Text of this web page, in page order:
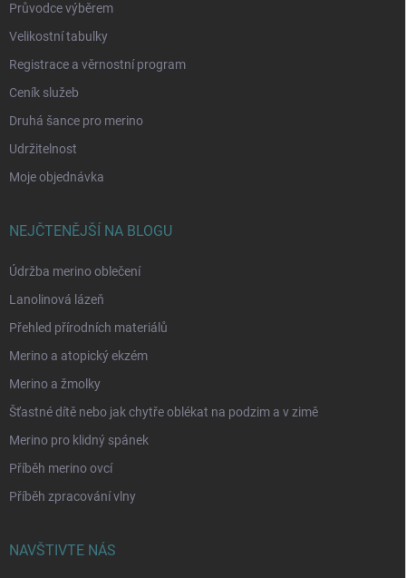
Průvodce výběrem
Velikostní tabulky
Registrace a věrnostní program
Ceník služeb
Druhá šance pro merino
Udržitelnost
Moje objednávka
NEJČTENĚJŠÍ NA BLOGU
Údržba merino oblečení
Lanolinová lázeň
Přehled přírodních materiálů
Merino a atopický ekzém
Merino a žmolky
Šťastné dítě nebo jak chytře oblékat na podzim a v zimě
Merino pro klidný spánek
Příběh merino ovcí
Příběh zpracování vlny
NAVŠTIVTE NÁS